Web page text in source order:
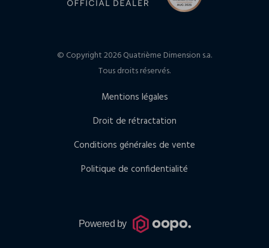
© Copyright 2026 Quatrième Dimension s.a.
Tous droits réservés.
Mentions légales
Droit de rétractation
Conditions générales de vente
Politique de confidentialité
Powered by